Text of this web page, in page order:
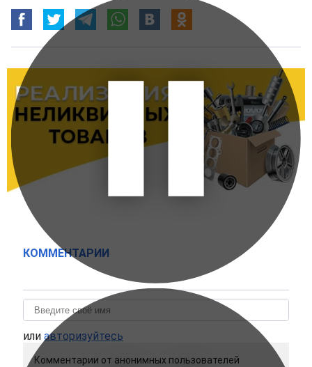
КОММЕНТАРИИ
или авторизуйтесь
Комментарии от анонимных пользователей